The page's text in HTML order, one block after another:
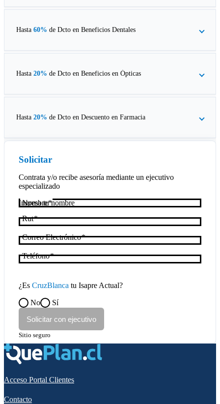
Hasta 60% de Dcto en Beneficios Dentales
Hasta 20% de Dcto en Beneficios en Ópticas
Hasta 20% de Dcto en Descuento en Farmacia
Solicitar
Contrata y/o recibe asesoría mediante un ejecutivo
especializado
Nombre
Rut
Correo Electrónico
Teléfono
¿Es CruzBlanca tu Isapre Actual?
No
Sí
Solicitar con ejecutivo
Sitio seguro
Acceso Portal Clientes
Contacto